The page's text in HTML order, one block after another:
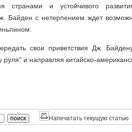
странами и устойчивого
Байден с нетерпением ждет
свои приветствия Дж.
и направляя китайско-
Напечатать текущую статью